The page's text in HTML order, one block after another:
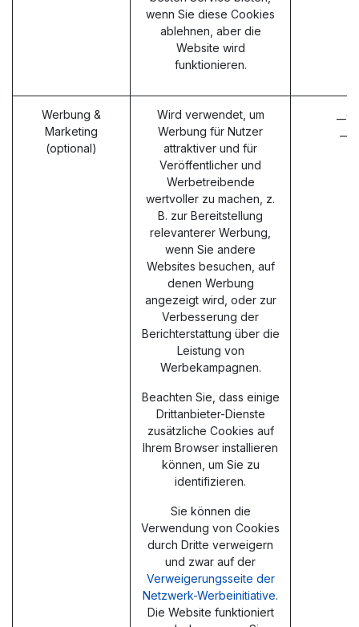
wenn Sie diese Cookies
ablehnen, aber die
Website wird
funktionieren.
Werbung &
Marketing
(optional)
Wird verwendet, um
Werbung für Nutzer
attraktiver und für
Veröffentlicher und
Werbetreibende
wertvoller zu machen, z.
B. zur Bereitstellung
relevanterer Werbung,
wenn Sie andere
Websites besuchen, auf
denen Werbung
angezeigt wird, oder zur
Verbesserung der
Berichterstattung über die
Leistung von
Werbekampagnen.
Beachten Sie, dass einige
Drittanbieter-Dienste
zusätzliche Cookies auf
Ihrem Browser installieren
können, um Sie zu
identifizieren.
Sie können die
Verwendung von Cookies
durch Dritte verweigern
und zwar auf der
Verweigerungsseite der
Netzwerk-Werbeinitiative.
Die Website funktioniert